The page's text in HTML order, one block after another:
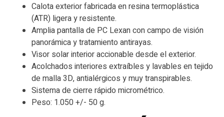
Calota exterior fabricada en resina termoplástica
(ATR) ligera y resistente.
Amplia pantalla de PC Lexan con campo de visión
panorámica y tratamiento antirayas.
Visor solar interior accionable desde el exterior.
Acolchados interiores extraíbles y lavables en tejido
de malla 3D, antialérgicos y muy transpirables.
Sistema de cierre rápido micrométrico.
Peso: 1.050 +/- 50 g.